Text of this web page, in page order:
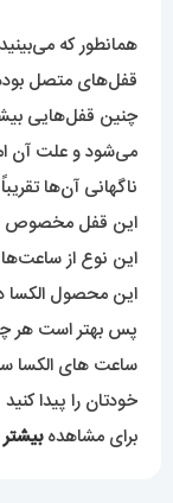
همانطور که
قفل‌های متصل بوده و ۳ تکه دکمه‌ای
چنین قفل‌هایی
می‌شود و علت آن
ناگهانی آن‌ها
این قفل مخصوص
این نوع از
این محصول الکسا دارای
پس بهتر است هر
ساعت های الکسا
خودتان را پیدا کنید
برای مشاهدهبیشتر